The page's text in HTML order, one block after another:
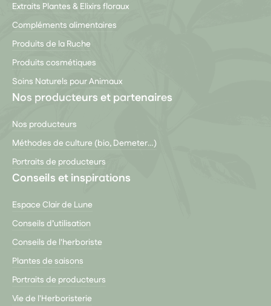
Extraits Plantes & Elixirs floraux
Compléments alimentaires
Produits de la Ruche
Produits cosmétiques
Soins Naturels pour Animaux
Nos producteurs et partenaires
Nos producteurs
Méthodes de culture (bio, Demeter…)
Portraits de producteurs
Conseils et inspirations
Espace Clair de Lune
Conseils d’utilisation
Conseils de l'herboriste
Plantes de saisons
Portraits de producteurs
Vie de l'Herboristerie